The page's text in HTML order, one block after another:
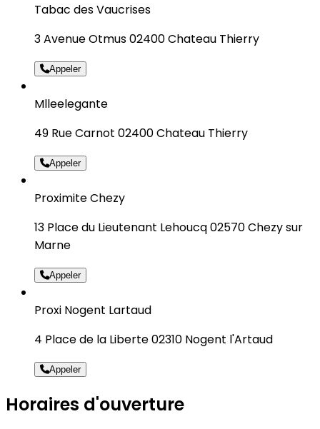
Tabac des Vaucrises
3 Avenue Otmus 02400 Chateau Thierry
Appeler
Mlleelegante
49 Rue Carnot 02400 Chateau Thierry
Appeler
Proximite Chezy
13 Place du Lieutenant Lehoucq 02570 Chezy sur
Marne
Appeler
Proxi Nogent Lartaud
4 Place de la Liberte 02310 Nogent l'Artaud
Appeler
Horaires d'ouverture